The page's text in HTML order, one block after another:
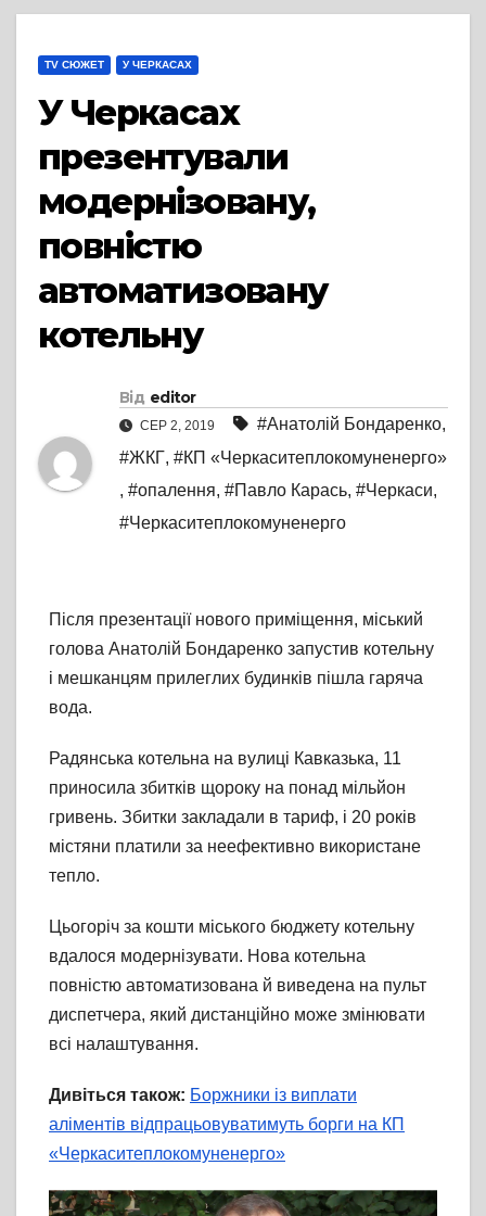
TV СЮЖЕТ У ЧЕРКАСАХ
У Черкасах
презентували
модернізовану,
повністю
автоматизовану
котельну
Від editor
СЕР 2, 2019 #Анатолій Бондаренко,
#ЖКГ, #КП «Черкаситеплокомуненерго»
, #опалення, #Павло Карась, #Черкаси,
#Черкаситеплокомуненерго
Після презентації нового приміщення, міський
голова Анатолій Бондаренко запустив котельну
і мешканцям прилеглих будинків пішла гаряча
вода.
Радянська котельна на вулиці Кавказька, 11
приносила збитків щороку на понад мільйон
гривень. Збитки закладали в тариф, і 20 років
містяни платили за неефективно використане
тепло.
Цьогоріч за кошти міського бюджету котельну
вдалося модернізувати. Нова котельна
повністю автоматизована й виведена на пульт
диспетчера, який дистанційно може змінювати
всі налаштування.
Дивіться також: Боржники із виплати
аліментів відпрацьовуватимуть борги на КП
«Черкаситеплокомуненерго»